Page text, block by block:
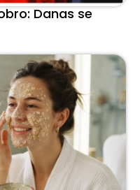
Danas se